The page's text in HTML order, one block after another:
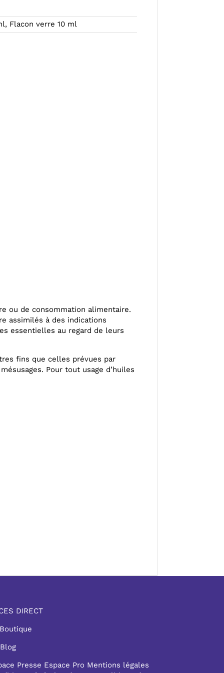
Flacon verre 10 ml
ou de consommation alimentaire.
assimilés à des indications
essentielles au regard de leurs
fins que celles prévues par
Pour tout usage d’huiles
DIRECT
Presse Espace Pro Mentions légales